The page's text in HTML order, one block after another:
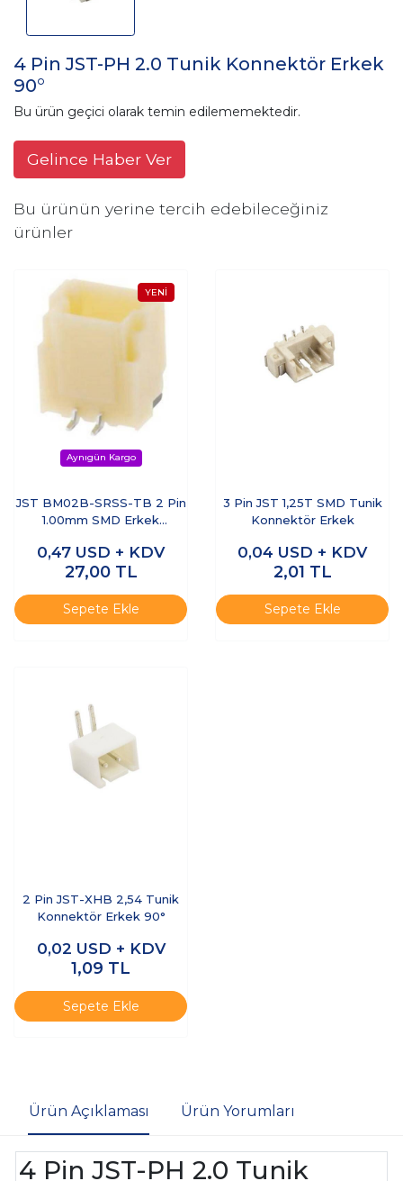
4 Pin JST-PH 2.0 Tunik Konnektör Erkek
90°
Bu ürün geçici olarak temin edilememektedir.
Gelince Haber Ver
Bu ürünün yerine tercih edebileceğiniz
ürünler
JST BM02B-SRSS-TB 2 Pin
1.00mm SMD Erkek
0,47 USD + KDV
27,00 TL
Sepete Ekle
3 Pin JST 1,25T SMD Tunik
Konnektör Erkek
0,04 USD + KDV
2,01 TL
Sepete Ekle
2 Pin JST-XHB 2,54 Tunik
Konnektör Erkek 90°
0,02 USD + KDV
1,09 TL
Sepete Ekle
Ürün Açıklaması Ürün Yorumları
4 Pin JST-PH 2.0 Tunik